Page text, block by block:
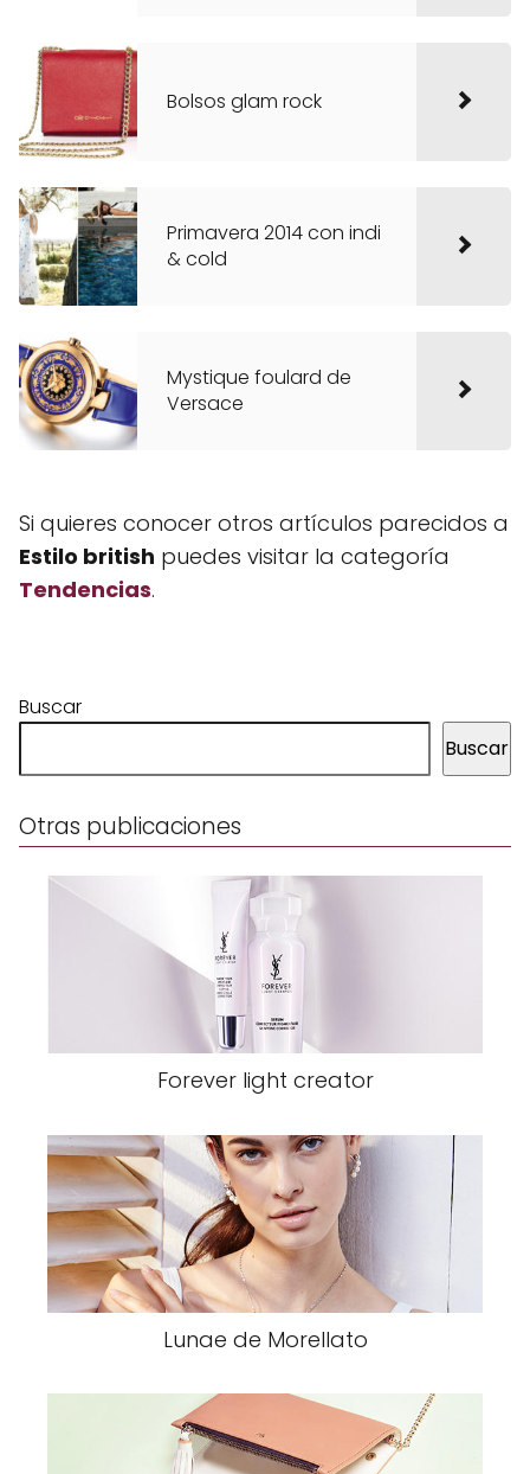
Bolsos glam rock
Primavera 2014 con indi
& cold
Mystique foulard de
Versace
Si quieres conocer otros artículos parecidos a
Estilo british puedes visitar la categoría
Tendencias.
Buscar
Buscar
Otras publicaciones
Forever light creator
Lunae de Morellato